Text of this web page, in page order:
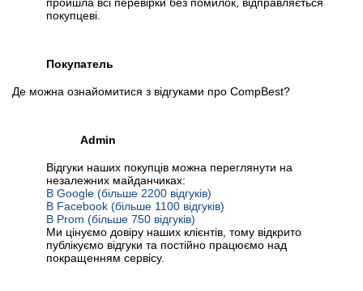
покупцеві.
Покупатель
Де можна ознайомитися з відгуками про CompBest?
Admin
Відгуки наших покупців можна переглянути на
незалежних майданчиках:
В Google (більше 2200 відгуків)
В Facebook (більше 1100 відгуків)
В Prom (більше 750 відгуків)
Ми цінуємо довіру наших клієнтів, тому відкрито
публікуємо відгуки та постійно працюємо над
покращенням сервісу.